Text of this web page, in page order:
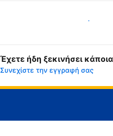
Ξεκινήστε τώρα
Έχετε ήδη ξεκινήσει
Συνεχίστε την εγγραφή σας